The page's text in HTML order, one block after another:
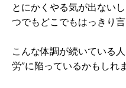
とにかくやる気が出ない
つでもどこでもはっきり言
こんな体調が続いている
労”に陥っているかもしれ